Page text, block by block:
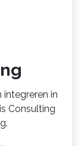
integreren in
Consulting